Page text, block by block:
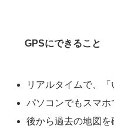
GPSにできること
リアルタイムで、
パソコンでもスマホ
後から過去の地図を